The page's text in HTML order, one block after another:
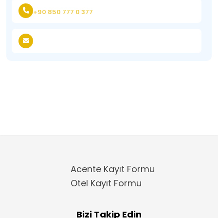
+90 850 777 0 377
Acente Kayıt Formu
Otel Kayıt Formu
Bizi Takip Edin